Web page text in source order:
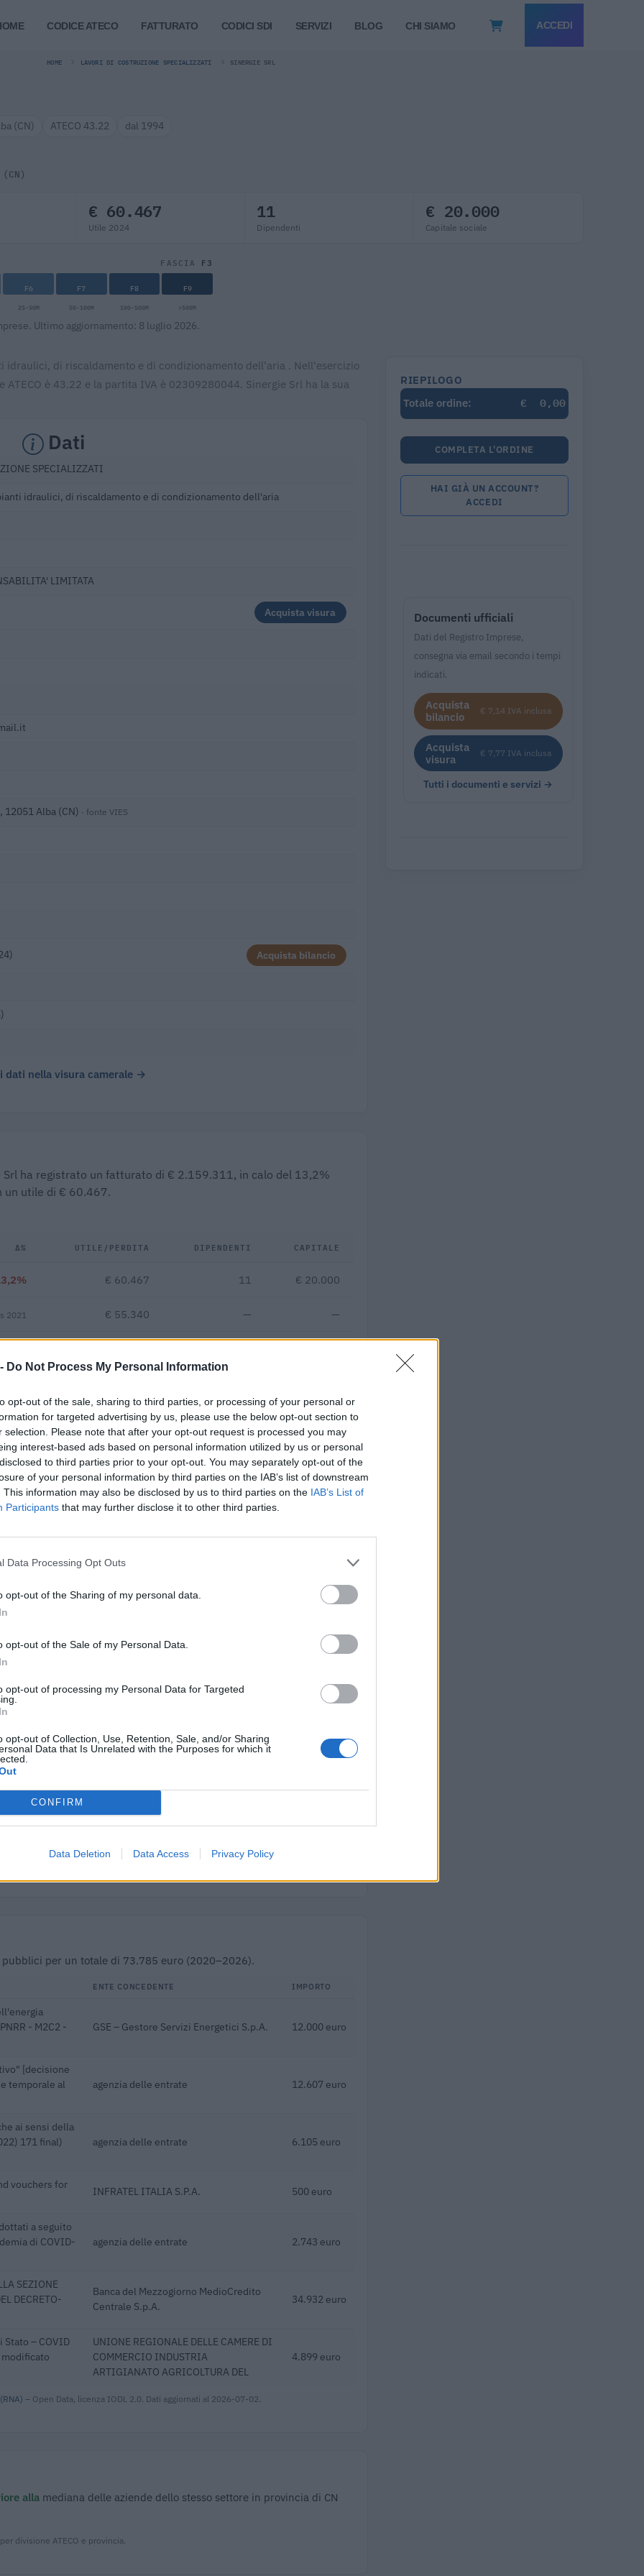
Do Not Process My Personal Information
opt-out of the sale, sharing to third parties, or processing of your personal or
for targeted advertising by us, please use the below opt-out section to
selection. Please note that after your opt-out request is processed you may
interest-based ads based on personal information utilized by us or personal
to third parties prior to your opt-out. You may separately opt-out of the
of your personal information by third parties on the IAB’s list of downstream
This information may also be disclosed by us to third parties on the IAB’s List of
Participants that may further disclose it to other third parties.
Data Processing Opt Outs
opt-out of the Sharing of my personal data.
opt-out of the Sale of my Personal Data.
opt-out of processing my Personal Data for Targeted
opt-out of Collection, Use, Retention, Sale, and/or Sharing
Data that Is Unrelated with the Purposes for which it
CONFIRM
Data Deletion Data Access Privacy Policy
CODICE ATECO FATTURATO CODICI SDI SERVIZI BLOG CHI SIAMO ACCEDI
HOME LAVORI DI COSTRUZIONE SPECIALIZZATI SINERGIE SRL
(CN) ATECO 43.22 dal 1994
€ 60.467
Utile 2024
11
Dipendenti
€ 20.000
Capitale sociale
FASCIA F3
F6 F7 F8 F9
25-50M 50-100M 100-500M >500M
Ultimo aggiornamento: 8 luglio 2026.
di riscaldamento e di condizionamento dell'aria . Nell'esercizio
è 43.22 e la partita IVA è 02309280044. Sinergie Srl ha la sua
Dati
SPECIALIZZATI
idraulici, di riscaldamento e di condizionamento dell'aria
LIMITATA
Acquista visura
12051 Alba (CN) · fonte VIES
Acquista bilancio
dati nella visura camerale →
ha registrato un fatturato di € 2.159.311, in calo del 13,2%
un utile di € 60.467.
Δ% UTILE/PERDITA DIPENDENTI CAPITALE
€ 60.467 11 € 20.000
2021 € 55.340 — —
€ 196.301
Fatturato per dipendente
per un importo complessivo di 2.170.705 euro (dati 2014–2025).
IMPORTO AGGIUDICATO
100.000 euro
138.400 euro
10.036 euro
(Open Data, licenza CC BY-SA 4.0). Ogni CIG e' verificabile sul portale ANAC.
per un totale di 73.785 euro (2020–2026).
ENTE CONCEDENTE IMPORTO
- M2C2 -
GSE – Gestore Servizi Energetici S.p.A. 12.000 euro
[decisione
temporale al
agenzia delle entrate 12.607 euro
ai sensi della
171 final)
agenzia delle entrate 6.105 euro
vouchers for
INFRATEL ITALIA S.P.A. 500 euro
a seguito
di COVID-
agenzia delle entrate 2.743 euro
SEZIONE
DECRETO-
Banca del Mezzogiorno MedioCredito
Centrale S.p.A.
34.932 euro
Stato – COVID
modificato
UNIONE REGIONALE DELLE CAMERE DI
COMMERCIO INDUSTRIA
ARTIGIANATO AGRICOLTURA DEL
4.899 euro
– Open Data, licenza IODL 2.0. Dati aggiornati al 2026-07-02.
alla mediana delle aziende dello stesso settore in provincia di CN
divisione ATECO e provincia.
RIEPILOGO
Totale ordine:
€ 0,00
COMPLETA L'ORDINE
HAI GIÀ UN ACCOUNT?
ACCEDI
Documenti ufficiali
Dati del Registro Imprese,
consegna via email secondo i tempi
indicati.
Acquista
bilancio
€ 7,14 IVA inclusa
Acquista
visura
€ 7,77 IVA inclusa
Tutti i documenti e servizi →